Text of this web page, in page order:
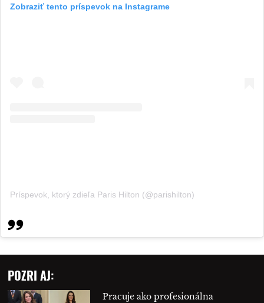
Zobraziť tento príspevok na Instagrame
Príspevok, ktorý zdieľa Paris Hilton (@parishilton)
POZRI AJ:
Pracuje ako profesionálna